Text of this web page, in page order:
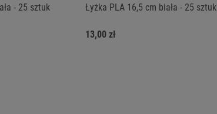
- 25 sztuk Łyżka PLA 16,5 cm biała - 25 sztuk
13,00 zł